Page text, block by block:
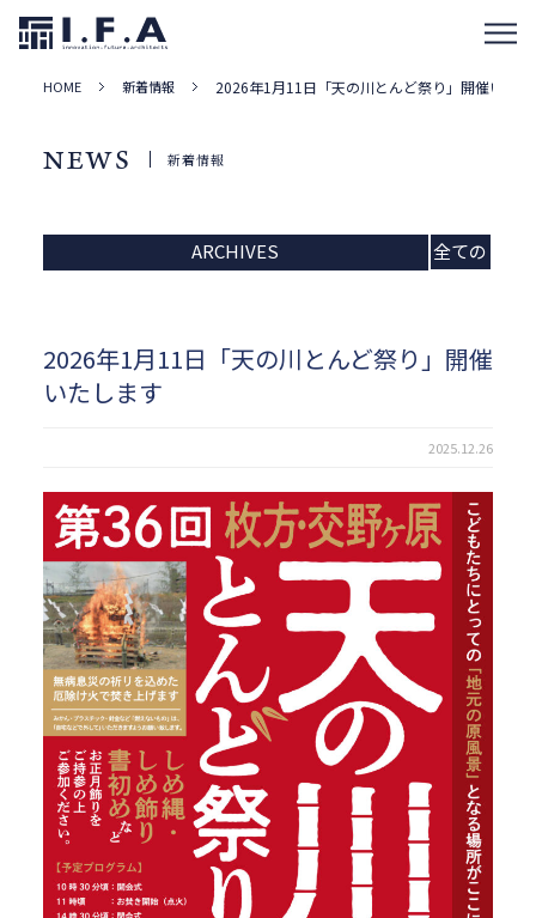
HOME 新着情報 2026年1月11日「天の川とんど祭り」開催いたし
NEWS 新着情報
ARCHIVES
全ての
2026年1月11日「天の川とんど祭り」開催
いたします
2025.12.26